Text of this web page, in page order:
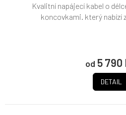
od 5 790
DETAIL
Kvalitní napájecí kabel o
koncovkami. který nabízí